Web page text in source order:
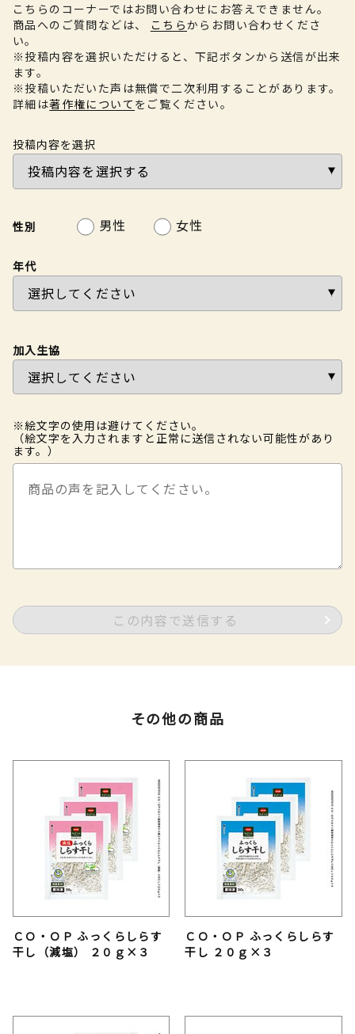
こちらのコーナーではお問い合わせにお答えできません。
商品へのご質問などは、
こちらからお問い合わせくださ
い。
※投稿内容を選択いただけると、下記ボタンから送信が出来
ます。
※投稿いただいた声は無償で二次利用することがあります。
詳細は著作権について をご覧ください。
投稿内容を選択
性別 男性 女性
年代
加入生協
※絵文字の使用は避けてください。
（絵文字を入力されますと正常に送信されない可能性があり
ます。）
この内容で送信する
その他の商品
ＣＯ・ＯＰ ふっくらしらす
干し（減塩） ２０ｇ×３
ＣＯ・ＯＰ ふっくらしらす
干し ２０ｇ×３